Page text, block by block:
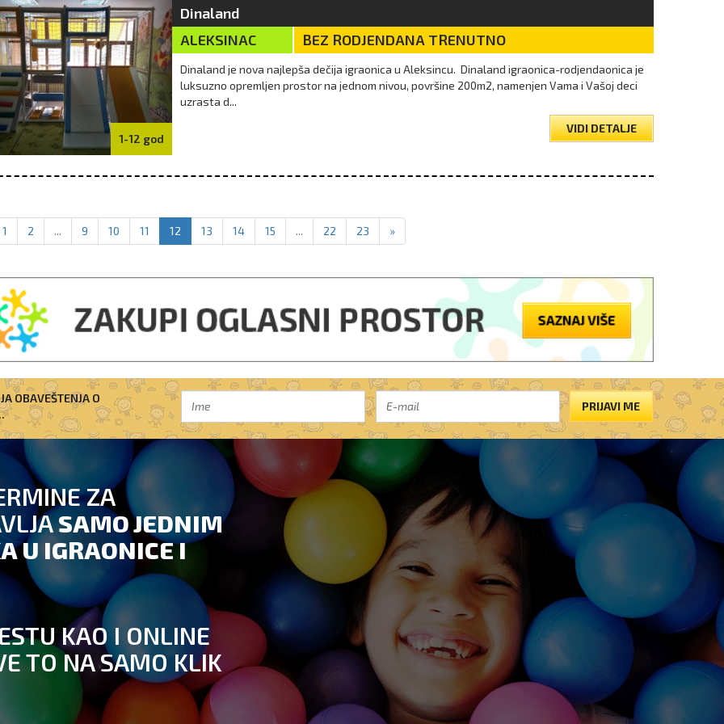
1-12 god
Dinaland
ALEKSINAC
BEZ RODJENDANA TRENUTNO
Dinaland je nova najlepša dečija igraonica u Aleksincu. Dinaland igraonica-rodjendaonica je
luksuzno opremljen prostor na jednom nivou, površine 200m2, namenjen Vama i Vašoj deci
uzrasta d...
VIDI DETALJE
1 2 ... 9 10 11 12 13 14 15 ... 22 23 »
OBAVEŠTENJA O
PRIJAVI ME
ZA
SAMO JEDNIM
U IGRAONICE I
KAO I ONLINE
TO NA SAMO KLIK